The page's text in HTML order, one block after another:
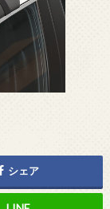
シェア